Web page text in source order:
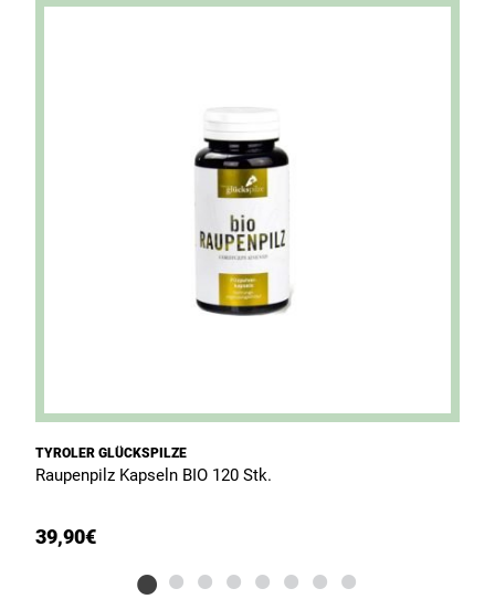
TYROLER GLÜCKSPILZE
Raupenpilz Kapseln BIO 120 Stk.
39,90€